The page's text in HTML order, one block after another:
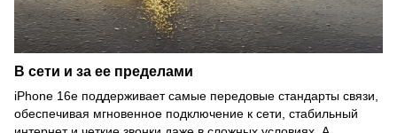
В сети и за ее пределами
iPhone 16e поддерживает самые передовые стандарты связи,
обеспечивая мгновенное подключение к сети, стабильный